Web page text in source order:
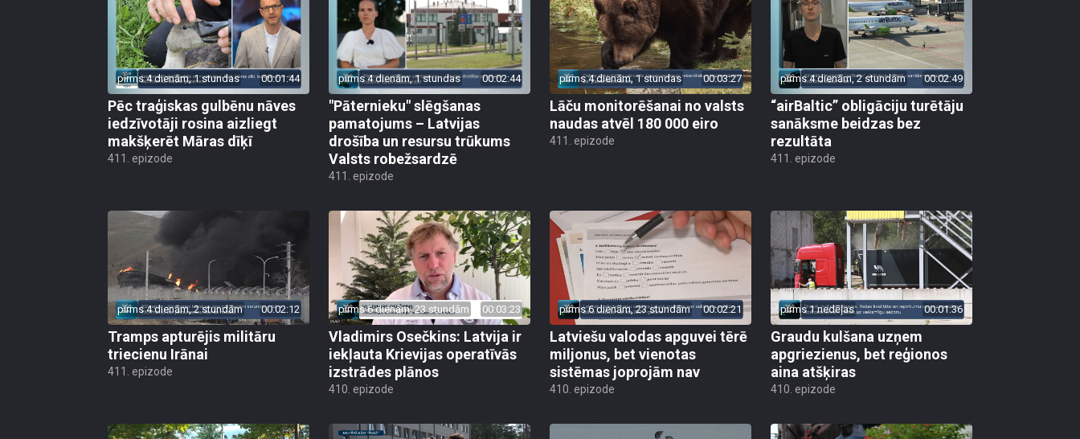
pirms 4 dienām, 1 stundas 00:01:44
Pēc traģiskas gulbēnu nāves
iedzīvotāji rosina aizliegt
makšķerēt Māras dīķī
411. epizode
pirms 4 dienām, 1 stundas 00:02:44
"Pāternieku" slēgšanas
pamatojums – Latvijas
drošība un resursu trūkums
Valsts robežsardzē
411. epizode
pirms 4 dienām, 1 stundas 00:03:27
Lāču monitorēšanai no valsts
naudas atvēl 180 000 eiro
411. epizode
pirms 4 dienām, 2 stundām 00:02:49
“airBaltic” obligāciju turētāju
sanāksme beidzas bez
rezultāta
411. epizode
pirms 4 dienām, 2 stundām 00:02:12
Tramps apturējis militāru
triecienu Irānai
411. epizode
pirms 6 dienām, 23 stundām 00:03:23
Vladimirs Osečkins: Latvija ir
iekļauta Krievijas operatīvās
izstrādes plānos
410. epizode
pirms 6 dienām, 23 stundām 00:02:21
Latviešu valodas apguvei tērē
miljonus, bet vienotas
sistēmas joprojām nav
410. epizode
pirms 1 nedēļas 00:01:36
Graudu kulšana uzņem
apgriezienus, bet reģionos
aina atšķiras
410. epizode